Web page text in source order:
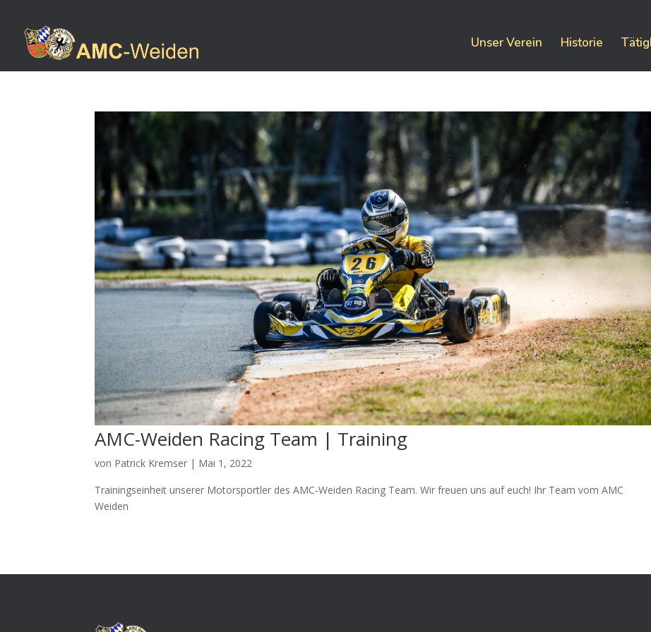
Unser Verein Historie
AMC-Weiden Racing Team | Training
von Patrick Kremser | Mai 1, 2022
Trainingseinheit unserer Motorsportler des AMC-Weiden Racing Team. Wir freuen uns auf euch! Ihr Team vom AMC
Weiden